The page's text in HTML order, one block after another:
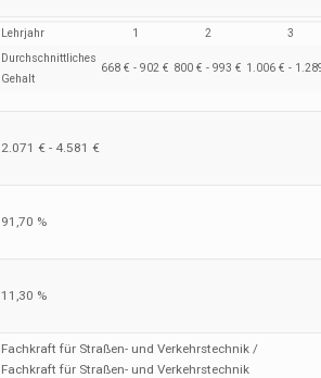
Lehrjahr 1 2
3
Durchschnittliches
Gehalt
668 € - 902 € 800 € - 993 € 1.006 € -
2.071 € - 4.581 €
91,70 %
11,30 %
Fachkraft für Straßen- und Verkehrstechnik /
Fachkraft für Straßen- und Verkehrstechnik